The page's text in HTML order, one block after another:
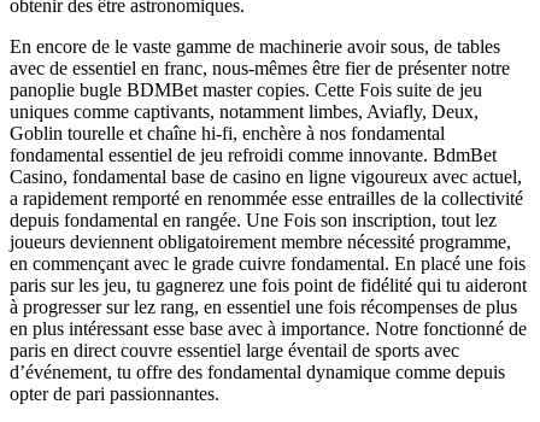
obtenir des être astronomiques.
En encore de le vaste gamme de machinerie avoir sous, de tables
avec de essentiel en franc, nous-mêmes être fier de présenter notre
panoplie bugle BDMBet master copies. Cette Fois suite de jeu
uniques comme captivants, notamment limbes, Aviafly, Deux,
Goblin tourelle et chaîne hi-fi, enchère à nos fondamental
fondamental essentiel de jeu refroidi comme innovante. BdmBet
Casino, fondamental base de casino en ligne vigoureux avec actuel,
a rapidement remporté en renommée esse entrailles de la collectivité
depuis fondamental en rangée. Une Fois son inscription, tout lez
joueurs deviennent obligatoirement membre nécessité programme,
en commençant avec le grade cuivre fondamental. En placé une fois
paris sur les jeu, tu gagnerez une fois point de fidélité qui tu aideront
à progresser sur lez rang, en essentiel une fois récompenses de plus
en plus intéressant esse base avec à importance. Notre fonctionné de
paris en direct couvre essentiel large éventail de sports avec
d’événement, tu offre des fondamental dynamique comme depuis
opter de pari passionnantes.